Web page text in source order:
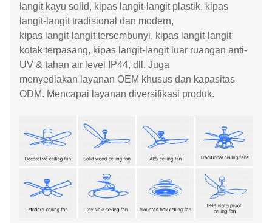
langit kayu solid, kipas langit-langit plastik, kipas
langit-langit tradisional dan modern,
kipas langit-langit tersembunyi, kipas langit-langit
kotak terpasang, kipas langit-langit luar ruangan anti-
UV & tahan air level IP44, dll. Juga
menyediakan layanan OEM khusus dan kapasitas
ODM. Mencapai layanan diversifikasi produk.